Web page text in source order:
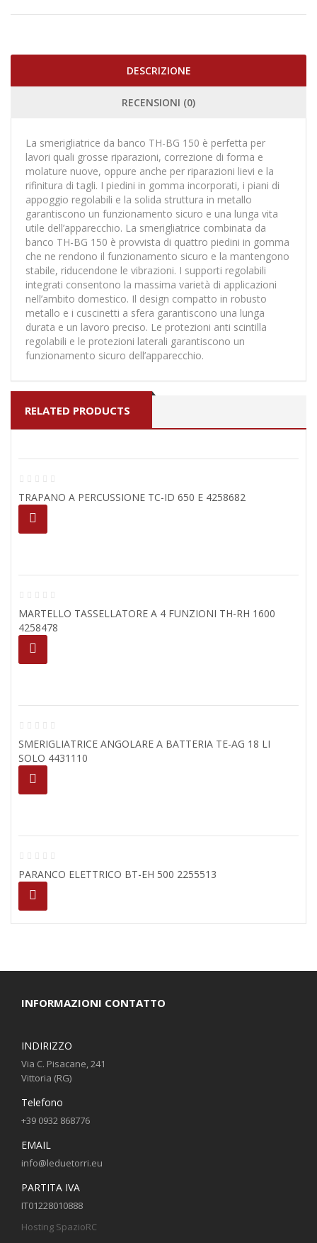
DESCRIZIONE
RECENSIONI (0)
La smerigliatrice da banco TH-BG 150 è perfetta per
lavori quali grosse riparazioni, correzione di forma e
molature nuove, oppure anche per riparazioni lievi e la
rifinitura di tagli. I piedini in gomma incorporati, i piani di
appoggio regolabili e la solida struttura in metallo
garantiscono un funzionamento sicuro e una lunga vita
utile dell’apparecchio. La smerigliatrice combinata da
banco TH-BG 150 è provvista di quattro piedini in gomma
che ne rendono il funzionamento sicuro e la mantengono
stabile, riducendone le vibrazioni. I supporti regolabili
integrati consentono la massima varietà di applicazioni
nell’ambito domestico. Il design compatto in robusto
metallo e i cuscinetti a sfera garantiscono una lunga
durata e un lavoro preciso. Le protezioni anti scintilla
regolabili e le protezioni laterali garantiscono un
funzionamento sicuro dell’apparecchio.
RELATED PRODUCTS
TRAPANO A PERCUSSIONE TC-ID 650 E 4258682
MARTELLO TASSELLATORE A 4 FUNZIONI TH-RH 1600
4258478
SMERIGLIATRICE ANGOLARE A BATTERIA TE-AG 18 LI
SOLO 4431110
PARANCO ELETTRICO BT-EH 500 2255513
INFORMAZIONI CONTATTO
INDIRIZZO
Via C. Pisacane, 241
Vittoria (RG)
Telefono
+39 0932 868776
EMAIL
info@leduetorri.eu
PARTITA IVA
IT01228010888
Hosting SpazioRC